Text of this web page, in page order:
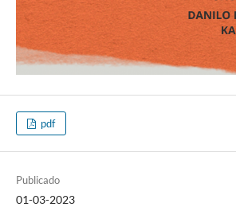
pdf
Publicado
01-03-2023